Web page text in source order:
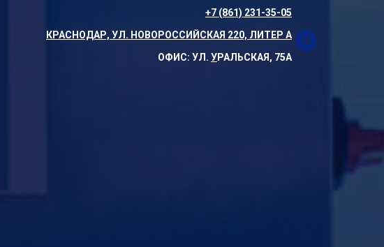
+7 (861) 231-35-05
КРАСНОДАР, УЛ. НОВОРОССИЙСКАЯ 220, ЛИТЕР А
ОФИС: УЛ. УРАЛЬСКАЯ, 75А